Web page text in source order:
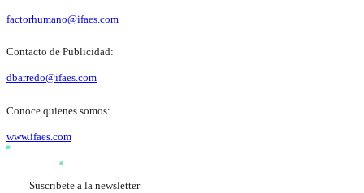
factorhumano@ifaes.com
Contacto de Publicidad:
dbarredo@ifaes.com
Conoce quienes somos:
www.ifaes.com
Suscríbete a la newsletter